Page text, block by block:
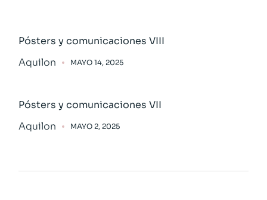
Pósters y comunicaciones VIII
Aquilon
MAYO 14, 2025
Pósters y comunicaciones VII
Aquilon
MAYO 2, 2025